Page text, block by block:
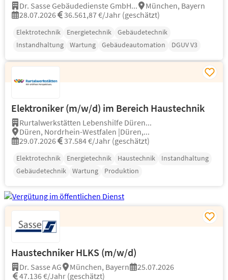
Dr. Sasse Gebäudedienste GmbH...
München, Bayern
28.07.2026
36.561,87 €/Jahr (geschätzt)
Elektrotechnik Energietechnik
Gebäudetechnik
Instandhaltung
Wartung Gebäudeautomation DGUV V3
Elektroniker (m/w/d) im Bereich Haustechnik
Rurtalwerkstätten Lebenshilfe Düren...
Düren, Nordrhein-Westfalen |Düren,...
29.07.2026
37.584 €/Jahr (geschätzt)
Elektrotechnik Energietechnik Haustechnik
Instandhaltung
Gebäudetechnik
Wartung Produktion
Haustechniker HLKS (m/w/d)
Dr. Sasse AG München, Bayern
25.07.2026
47.136 €/Jahr (geschätzt)